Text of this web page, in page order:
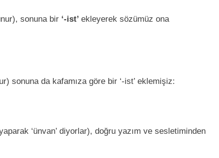
sonuna bir ‘-ist’ ekleyerek sözümüz ona
sonuna da kafamıza göre bir ‘-ist’ eklemişiz:
yaparak ‘ünvan’ diyorlar), doğru yazım ve sesletiminden